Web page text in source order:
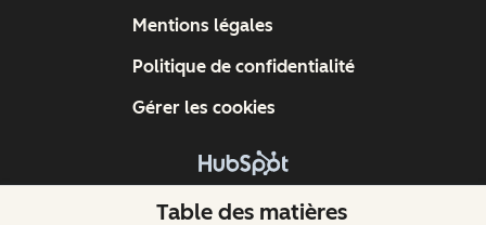
Table des matières
Copyright © 2026 HubSpot, Inc.
Mentions légales
Politique de confidentialité
Gérer les cookies